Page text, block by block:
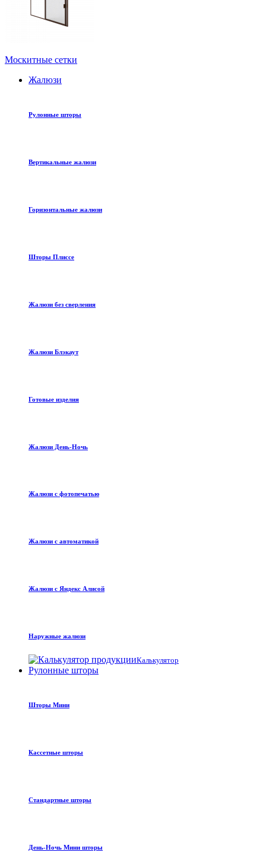
Москитные сетки
Жалюзи
Рулонные шторы
Вертикальные жалюзи
Горизонтальные жалюзи
Шторы Плиссе
Жалюзи без сверления
Жалюзи Блэкаут
Готовые изделия
Жалюзи День-Ночь
Жалюзи с фотопечатью
Жалюзи с автоматикой
Жалюзи с Яндекс Алисой
Наружные жалюзи
Калькулятор
Рулонные шторы
Шторы Мини
Кассетные шторы
Стандартные шторы
День-Ночь Мини шторы